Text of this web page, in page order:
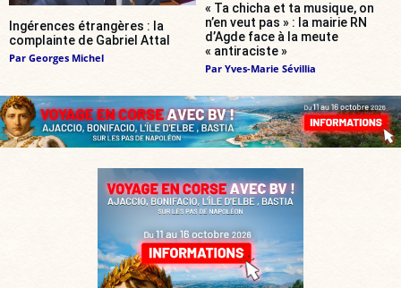
Ingérences étrangères : la
complainte de Gabriel Attal
Par Georges Michel
« Ta chicha et ta musique, on
n’en veut pas » : la mairie RN
d’Agde face à la meute
« antiraciste »
Par Yves-Marie Sévillia